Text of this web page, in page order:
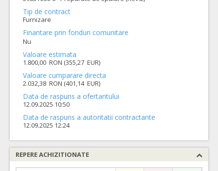
Tip de contract
Furnizare
Finantare prin fonduri comunitare
Nu
Valoare estimata
1.800,00 RON (355,27 EUR)
Valoare cumparare directa
2.032,38 RON (401,14 EUR)
Data de raspuns a ofertantului
12.09.2025 10:50
Data de raspuns a autoritatii contractante
12.09.2025 12:24
REPERE ACHIZITIONATE